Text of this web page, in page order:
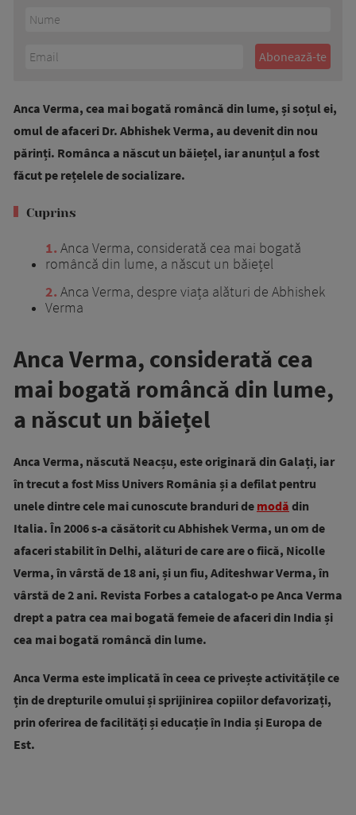
Anca Verma, cea mai bogată româncă din lume, și soțul ei,
omul de afaceri Dr. Abhishek Verma, au devenit din nou
părinți. Românca a născut un băiețel, iar anunțul a fost
făcut pe rețelele de socializare.
Cuprins
1 Anca Verma, considerată cea mai bogată
româncă din lume, a născut un băiețel
2 Anca Verma, despre viața alături de Abhishek
Verma
Anca Verma, considerată cea
mai bogată româncă din lume,
a născut un băiețel
Anca Verma, născută Neacșu, este originară din Galați, iar
în trecut a fost Miss Univers România și a defilat pentru
unele dintre cele mai cunoscute branduri de modă din
Italia. În 2006 s-a căsătorit cu Abhishek Verma, un om de
afaceri stabilit în Delhi, alături de care are o fiică, Nicolle
Verma, în vârstă de 18 ani, și un fiu, Aditeshwar Verma, în
vârstă de 2 ani. Revista Forbes a catalogat-o pe Anca Verma
drept a patra cea mai bogată femeie de afaceri din India și
cea mai bogată româncă din lume.
Anca Verma este implicată în ceea ce privește activitățilece
țin de drepturile omului și sprijinirea copiilor defavorizați,
prin oferirea de facilități și educație în India și Europa de
Est.